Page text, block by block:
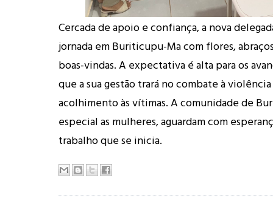
Cercada de apoio e confiança, a nova
jornada em Buriticupu-Ma com flores,
boas-vindas. A expectativa é alta para os
que a sua gestão trará no combate à
acolhimento às vítimas. A comunidade de
especial as mulheres, aguardam com
trabalho que se inicia.